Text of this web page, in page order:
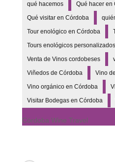
qué hacemos
Qué hacer en
Qué visitar en Córdoba
Tour enológico en Córdoba
Tours enológicos
Venta de Vinos cordobeses
Viñedos de Córdoba
Vino
Vino orgánico en Córdoba
Visitar Bodegas en Córdoba
Córdoba Wine Travel